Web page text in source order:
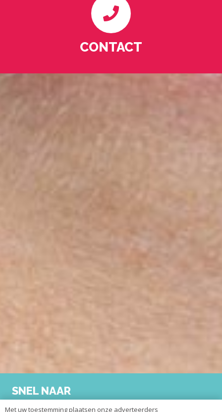
CONTACT
SNEL NAAR
Met uw toestemming plaatsen onze adverteerders